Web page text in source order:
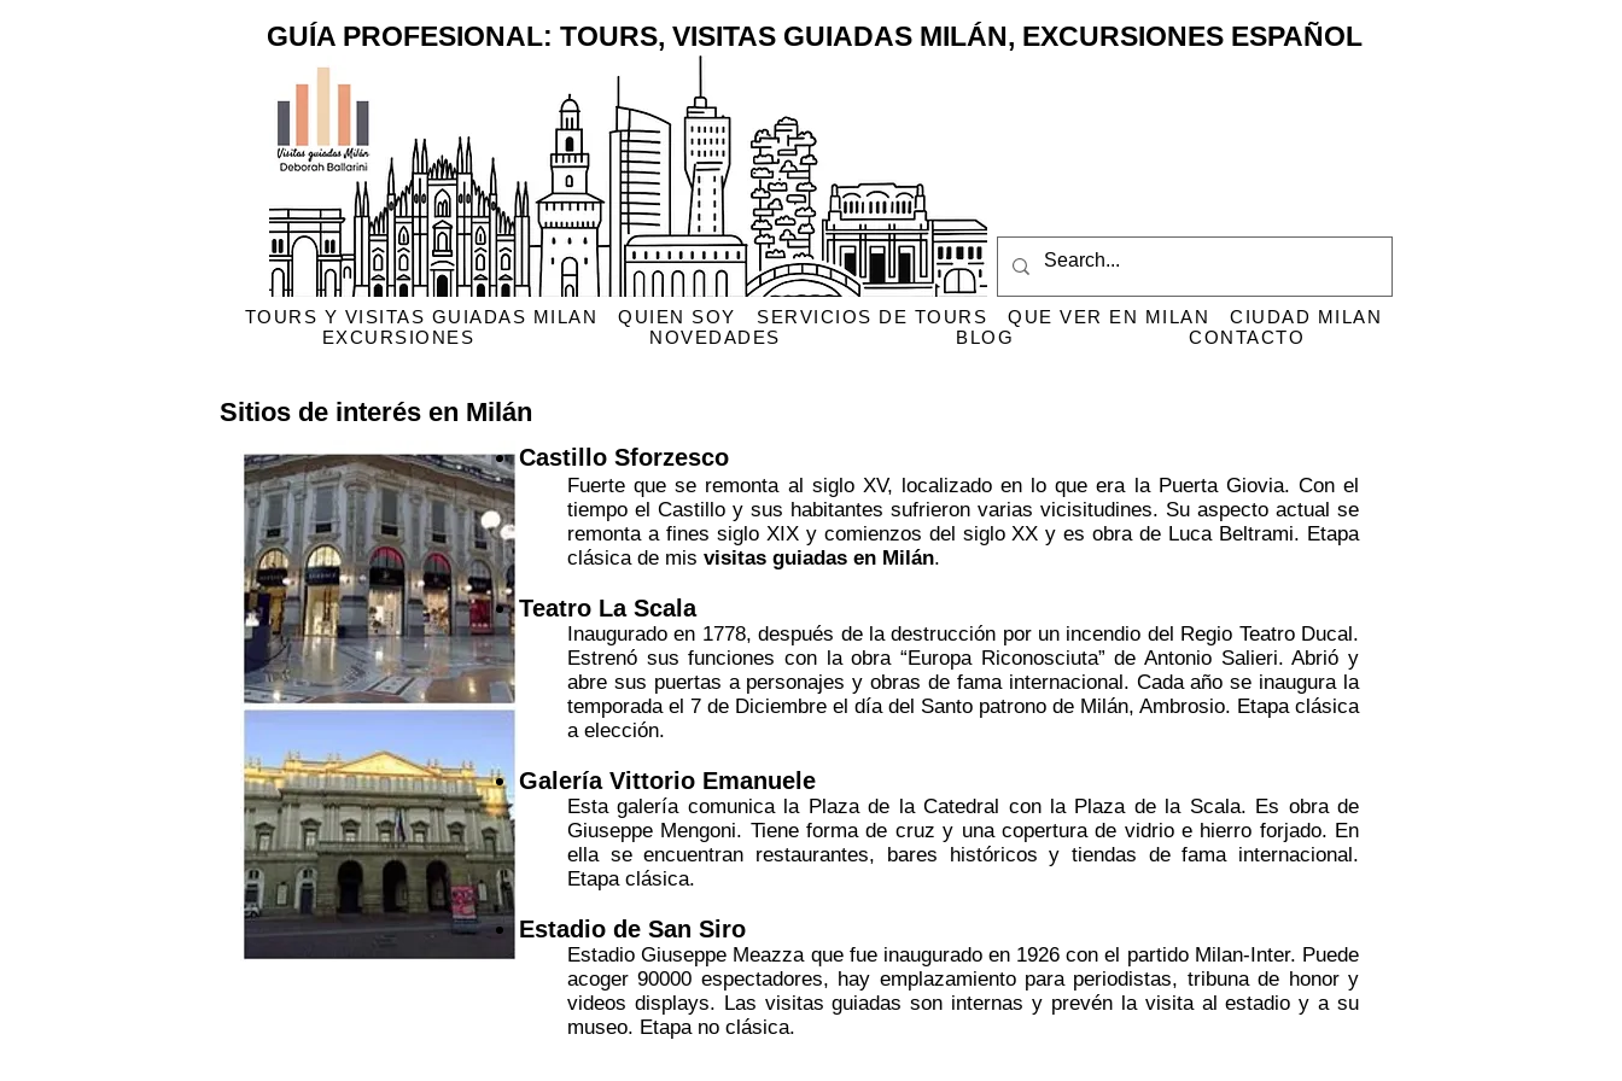
GUÍA PROFESIONAL: TOURS, VISITAS GUIADAS MILÁN, EXCURSIONES ESPAÑOL
TOURS Y VISITAS GUIADAS MILAN QUIEN SOY SERVICIOS DE TOURS QUE VER EN MILAN
CIUDAD MILAN
EXCURSIONES
NOVEDADES BLOG CONTACTO
Sitios de interés en Milán
Castillo Sforzesco
Fuerte que se remonta al siglo XV, localizado en lo que era la Puerta Giovia. Con el
tiempo el Castillo y sus habitantes sufrieron varias vicisitudines. Su aspecto actual se
remonta a fines siglo XIX y comienzos del siglo XX y es obra de Luca Beltrami. Etapa
clásica de mis visitas guiadas en Milán.
Teatro La Scala
Inaugurado en 1778, después de la destrucción por un incendio del Regio Teatro Ducal.
Estrenó sus funciones con la obra “Europa Riconosciuta” de Antonio Salieri. Abrió y
abre sus puertas a personajes y obras de fama internacional. Cada año se inaugura la
temporada el 7 de Diciembre el día del Santo patrono de Milán, Ambrosio. Etapa clásica
a elección.
Galería Vittorio Emanuele
Esta galería comunica la Plaza de la Catedral con la Plaza de la Scala. Es obra de
Giuseppe Mengoni. Tiene forma de cruz y una copertura de vidrio e hierro forjado. En
ella se encuentran restaurantes, bares históricos y tiendas de fama internacional.
Etapa clásica.
Estadio de San Siro
Estadio Giuseppe Meazza que fue inaugurado en 1926 con el partido Milan-Inter. Puede
acoger 90000 espectadores, hay emplazamiento para periodistas, tribuna de honor y
videos displays. Las visitas guiadas son internas y prevén la visita al estadio y a su
museo. Etapa no clásica.